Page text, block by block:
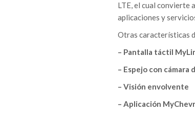
LTE, el cual convierte
aplicaciones y
Otras características
– Pantalla táctil
– Espejo con cámara
– Visión envolvente
– Aplicación